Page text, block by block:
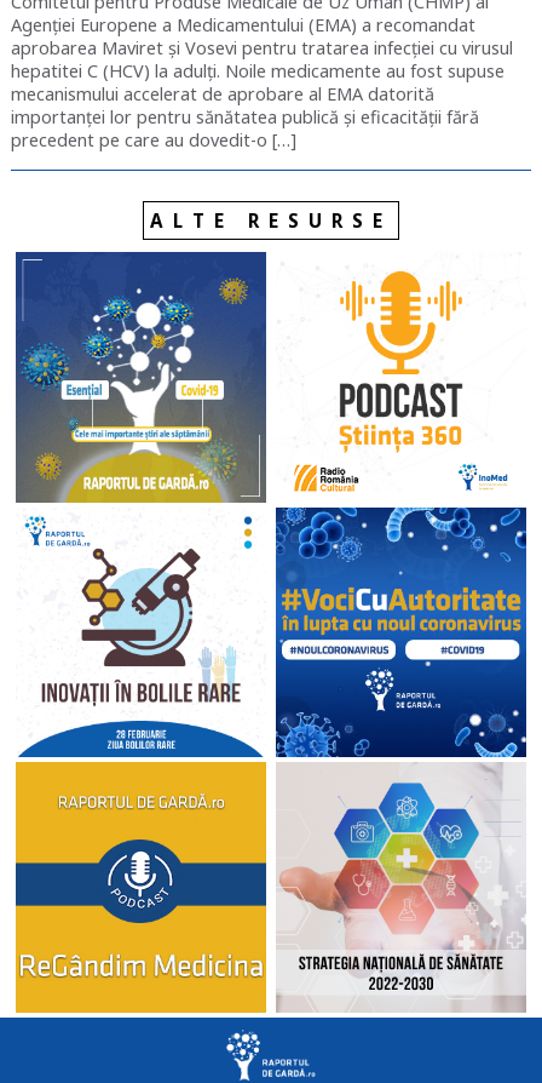
Agenției Europene a Medicamentului (EMA) a recomandat
aprobarea Maviret și Vosevi pentru tratarea infecției cu virusul
hepatitei C (HCV) la adulți. Noile medicamente au fost supuse
mecanismului accelerat de aprobare al EMA datorită
importanței lor pentru sănătatea publică și eficacității fără
precedent pe care au dovedit-o […]
ALTE RESURSE